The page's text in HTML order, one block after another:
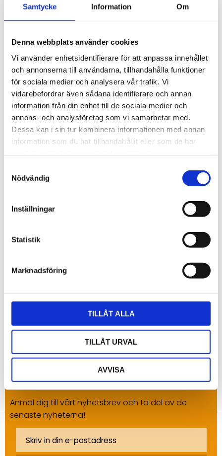
Samtycke Information Om
Denna webbplats använder cookies
Vi använder enhetsidentifierare för att anpassa innehållet
och annonserna till användarna, tillhandahålla funktioner
för sociala medier och analysera vår trafik. Vi
vidarebefordrar även sådana identifierare och annan
information från din enhet till de sociala medier och
annons- och analysföretag som vi samarbetar med.
Dessa kan i sin tur kombinera informationen med annan
information som du har tillhandahållit eller som de har
Nödvändig
Inställningar
Statistik
Marknadsföring
TILLÅT ALLA
TILLÅT URVAL
AVVISA
Typ av elanslutning: Skruvanslutning
Typ av försörjningsspänning: AC/DC
Höjd: 90 mm
Djup: 100 mm
Skenmontage möjligt: Ja
Verkningsgrad: 88 %
Bli den första att lämna ett omdöme.
NYHETSBREV
Anmäl dig till vårt nyhetsbrev och ta del av de
senaste nyheterna!